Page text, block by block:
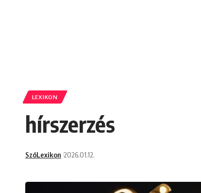
LEXIKON
hírszerzés
SzóLexikon 2026.01.12.